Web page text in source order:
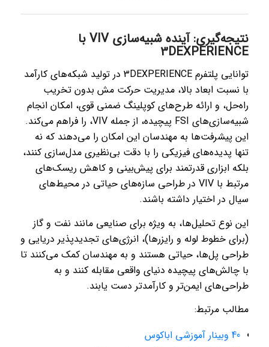
نتیجه‌گیری: آینده شبیه‌سازی VIV با
3DEXPERIENCE
توانایی پلتفرم 3DEXPERIENCE در تولید شبکه‌های کارآمد
با نسبت ابعاد بالا، مدیریت حرکت مش بدون تخریب
راه‌حل، و ارائه طرح‌های کوپلینگ ضمنی قوی، امکان انجام
شبیه‌سازی‌های FSI پیچیده، از جمله VIV، را فراهم می‌کند.
این پیشرفت‌ها به مهندسان این امکان را می‌دهند که نه
تنها پدیده‌های فیزیکی را با دقت بی‌نظیری مدل‌سازی کنند،
بلکه ابزاری قدرتمند برای پیش‌بینی و کاهش ریسک‌های
مرتبط با VIV در طراحی سازه‌های حیاتی در محیط‌های
سیال در اختیار داشته باشند.
این نوع تحلیل‌ها، به ویژه برای صنایعی مانند نفت و گاز
(برای خطوط لوله و رایزرها)، انرژی‌های تجدیدپذیر دریایی و
طراحی پل‌ها، حیاتی هستند و به مهندسان کمک می‌کنند تا
با چالش‌های پیچیده دنیای واقعی مقابله کنند و به
طراحی‌های ایمن‌تر و کارآمدتر دست یابند.
مطالب مرتبط:
40 وبینار آموزشی اباکوس